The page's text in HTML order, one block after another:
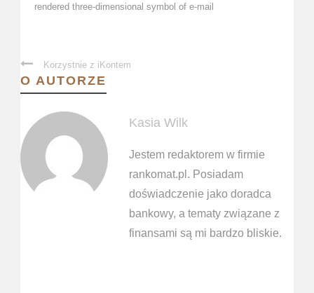
rendered three-dimensional symbol of e-mail
Korzystnie z iKontem
O AUTORZE
Kasia Wilk
Jestem redaktorem w firmie
rankomat.pl. Posiadam
doświadczenie jako doradca
bankowy, a tematy związane z
finansami są mi bardzo bliskie.